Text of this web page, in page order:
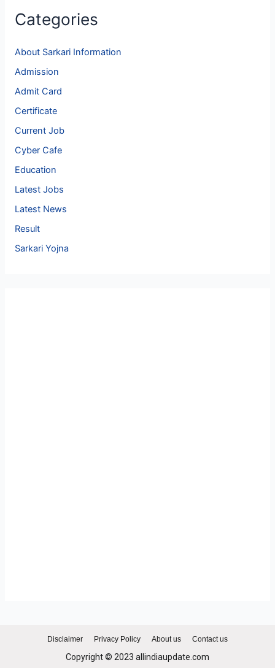
Categories
About Sarkari Information
Admission
Admit Card
Certificate
Current Job
Cyber Cafe
Education
Latest Jobs
Latest News
Result
Sarkari Yojna
Disclaimer Privacy Policy About us Contact us
Copyright © 2023 allindiaupdate.com